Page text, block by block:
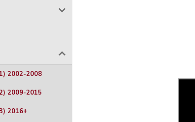
2002-2008
2009-2015
2016+